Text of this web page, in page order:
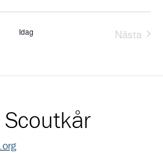
Idag
Nästa
Scoutkår